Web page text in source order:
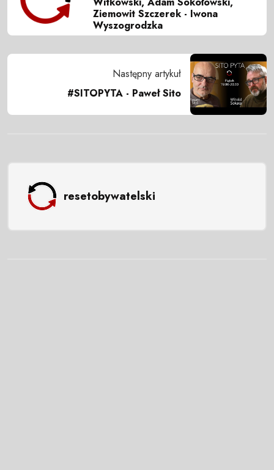
Ziemowit Szczerek - Iwona
Wyszogrodzka
Następny artykuł
#SITOPYTA - Paweł Sito
resetobywatelski